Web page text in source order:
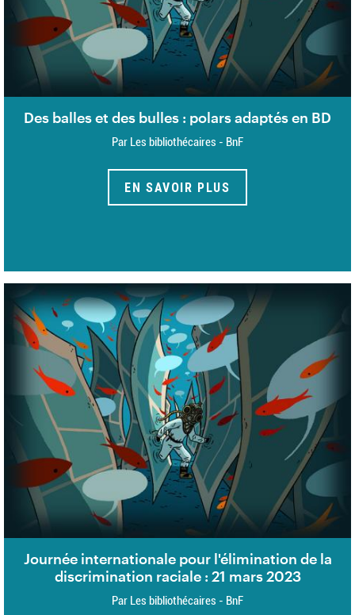
Des balles et des bulles : polars adaptés en BD
Par Les bibliothécaires - BnF
EN SAVOIR PLUS
Journée internationale pour l'élimination de la
discrimination raciale : 21 mars 2023
Par Les bibliothécaires - BnF